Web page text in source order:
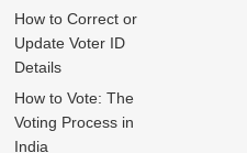
How to Correct or
Update Voter ID
Details
How to Vote: The
Voting Process in
India